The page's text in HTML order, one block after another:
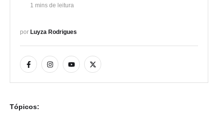
1 mins de leitura
por Luyza Rodrigues
Tópicos: